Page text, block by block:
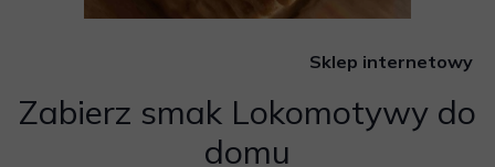
Sklep internetowy
Zabierz smak Lokomotywy do
domu